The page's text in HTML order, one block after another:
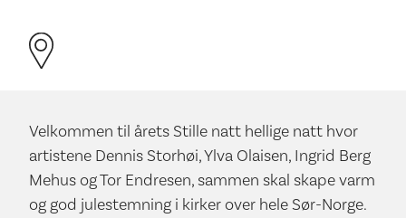
Velkommen til årets Stille natt hellige natt hvor
artistene Dennis Storhøi, Ylva Olaisen, Ingrid Berg
Mehus og Tor Endresen, sammen skal skape varm
og god julestemning i kirker over hele Sør-Norge.